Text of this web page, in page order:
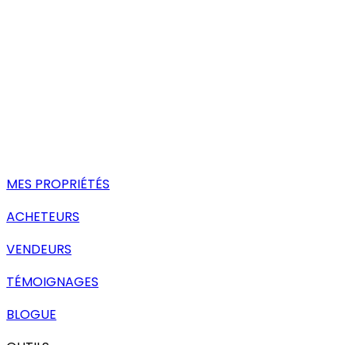
MES PROPRIÉTÉS
ACHETEURS
VENDEURS
TÉMOIGNAGES
BLOGUE